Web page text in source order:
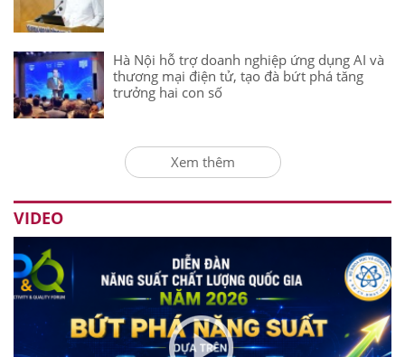
Hà Nội hỗ trợ doanh nghiệp ứng dụng AI và
thương mại điện tử, tạo đà bứt phá tăng
trưởng hai con số
Xem thêm
VIDEO